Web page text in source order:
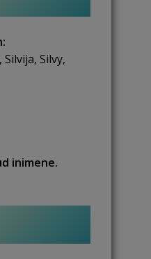
Silvija, Silvy,
inimene.